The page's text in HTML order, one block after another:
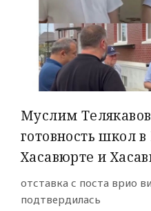
Муслим
готовность школ
Хасавюрте и
отставка с поста врио
подтвердилась